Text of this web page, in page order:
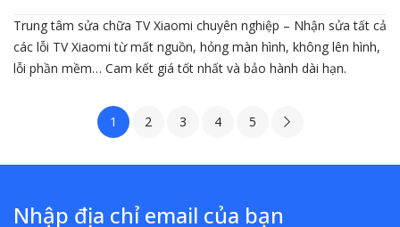
Trung tâm sửa chữa TV Xiaomi chuyên nghiệp – Nhận sửa tất cả
các lỗi TV Xiaomi từ mất nguồn, hỏng màn hình, không lên hình,
lỗi phần mềm… Cam kết giá tốt nhất và bảo hành dài hạn.
1 2 3 4 5
Nhập địa chỉ email của bạn